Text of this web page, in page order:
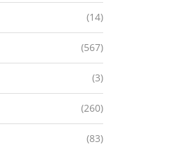
(14)
(567)
(3)
(260)
(83)